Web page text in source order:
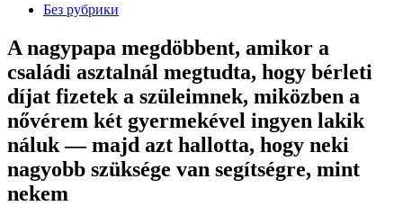
Без рубрики
A nagypapa megdöbbent, amikor a
családi asztalnál megtudta, hogy bérleti
díjat fizetek a szüleimnek, miközben a
nővérem két gyermekével ingyen lakik
náluk — majd azt hallotta, hogy neki
nagyobb szüksége van segítségre, mint
nekem